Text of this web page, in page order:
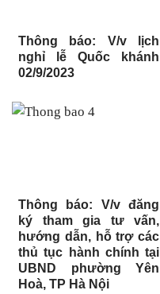
Thông báo: V/v lịch
nghỉ lễ Quốc khánh
02/9/2023
Thông báo: V/v đăng
ký tham gia tư vấn,
hướng dẫn, hỗ trợ các
thủ tục hành chính tại
UBND phường Yên
Hoà, TP Hà Nội